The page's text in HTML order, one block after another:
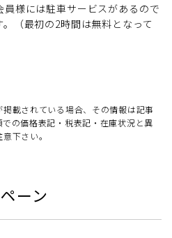
様には駐車サービスがあるので
（最初の2時間は無料となって
載されている場合、その情報は記事
の価格表記・税表記・在庫状況と異
下さい。
ーン